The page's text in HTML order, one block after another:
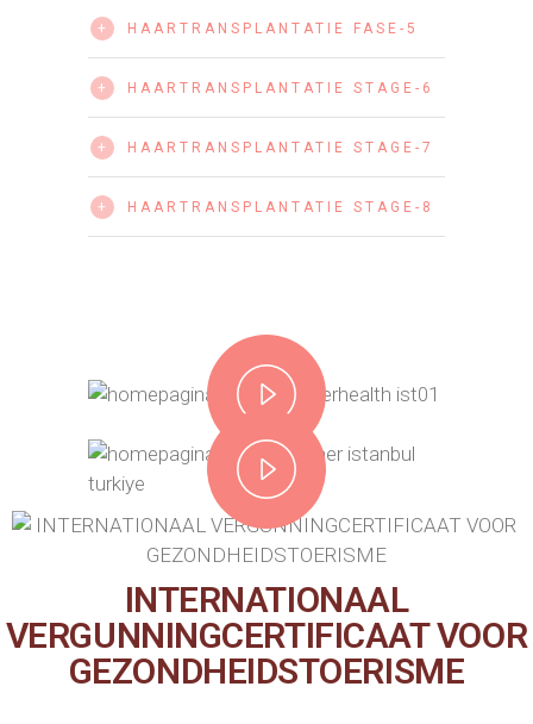
+ HAARTRANSPLANTATIE FASE-5
+ HAARTRANSPLANTATIE STAGE-6
+ HAARTRANSPLANTATIE STAGE-7
+ HAARTRANSPLANTATIE STAGE-8
INTERNATIONAAL
VERGUNNINGCERTIFICAAT VOOR
GEZONDHEIDSTOERISME